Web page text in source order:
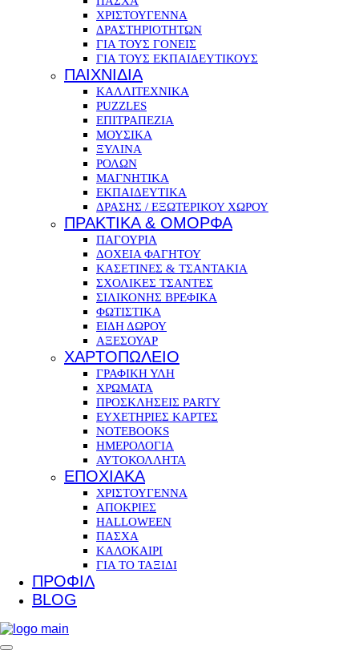
ΧΡΙΣΤΟΥΓΕΝΝΑ
ΔΡΑΣΤΗΡΙΟΤΗΤΩΝ
ΓΙΑ ΤΟΥΣ ΓΟΝΕΙΣ
ΓΙΑ ΤΟΥΣ ΕΚΠΑΙΔΕΥΤΙΚΟΥΣ
ΠΑΙΧΝΙΔΙΑ
ΚΑΛΛΙΤΕΧΝΙΚΑ
PUZZLES
ΕΠΙΤΡΑΠΕΖΙΑ
ΜΟΥΣΙΚΑ
ΞΥΛΙΝΑ
ΡΟΛΩΝ
ΜΑΓΝΗΤΙΚΑ
ΕΚΠΑΙΔΕΥΤΙΚΑ
ΔΡΑΣΗΣ / ΕΞΩΤΕΡΙΚΟΥ ΧΩΡΟΥ
ΠΡΑΚΤΙΚΑ & ΟΜΟΡΦΑ
ΠΑΓΟΥΡΙΑ
ΔΟΧΕΙΑ ΦΑΓΗΤΟΥ
ΚΑΣΕΤΙΝΕΣ & ΤΣΑΝΤΑΚΙΑ
ΣΧΟΛΙΚΕΣ ΤΣΑΝΤΕΣ
ΣΙΛΙΚΟΝΗΣ ΒΡΕΦΙΚΑ
ΦΩΤΙΣΤΙΚΑ
ΕΙΔΗ ΔΩΡΟΥ
ΑΞΕΣΟΥΑΡ
ΧΑΡΤΟΠΩΛΕΙΟ
ΓΡΑΦΙΚΗ ΥΛΗ
ΧΡΩΜΑΤΑ
ΠΡΟΣΚΛΗΣΕΙΣ PARTY
ΕΥΧΕΤΗΡΙΕΣ ΚΑΡΤΕΣ
NOTEBOOKS
ΗΜΕΡΟΛΟΓΙΑ
ΑΥΤΟΚΟΛΛΗΤΑ
ΕΠΟΧΙΑΚΑ
ΧΡΙΣΤΟΥΓΕΝΝΑ
ΑΠΟΚΡΙΕΣ
HALLOWEEN
ΠΑΣΧΑ
ΚΑΛΟΚΑΙΡΙ
ΓΙΑ ΤΟ ΤΑΞΙΔΙ
ΠΡΟΦΙΛ
BLOG